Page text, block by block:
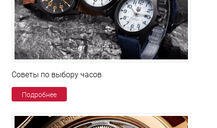
Советы по выбору часов
Подробнее